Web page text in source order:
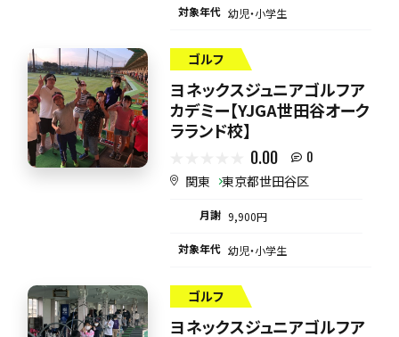
対象年代 幼児・小学生
ゴルフ
ヨネックスジュニアゴルフア
カデミー【YJGA世田谷オーク
ラランド校】
0.00 0
関東 東京都世田谷区
月謝 9,900円
対象年代 幼児・小学生
ゴルフ
ヨネックスジュニアゴルフア